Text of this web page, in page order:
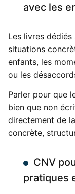
avec les
Les livres
situations
enfants, les
ou les
Parler pour que
bien que non
directement de
concrète,
CNV
pratiques